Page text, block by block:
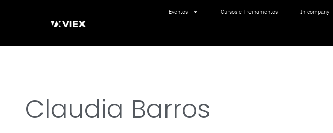
Eventos Cursos e Treinamentos In-company
Claudia Barros